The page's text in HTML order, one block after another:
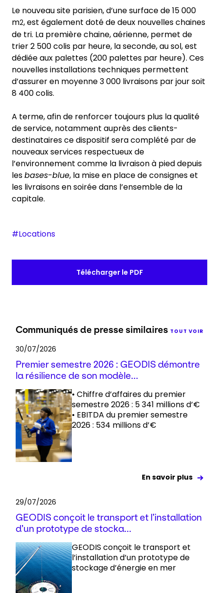
Le nouveau site parisien, d’une surface de 15 000
m2, est également doté de deux nouvelles chaines
de tri. La première chaine, aérienne, permet de
trier 2 500 colis par heure, la seconde, au sol, est
dédiée aux palettes (200 palettes par heure). Ces
nouvelles installations techniques permettent
d’assurer en moyenne 3 000 livraisons par jour soit
8 400 colis.
A terme, afin de renforcer toujours plus la qualité
de service, notamment auprès des clients-
destinataires ce dispositif sera complété par de
nouveaux services respectueux de
l’environnement comme la livraison à pied depuis
lesbases-blue, la mise en place de consignes et
les livraisons en soirée dans l’ensemble de la
capitale.
#Locations
Télécharger le PDF
Communiqués de presse similaires TOUT VOIR
30/07/2026
Premier semestre 2026 : GEODIS démontre
la résilience de son modèle...
• Chiffre d’affaires du premier
semestre 2026 : 5 341 millions d’€
• EBITDA du premier semestre
2026 : 534 millions d’€
En savoir plus
29/07/2026
GEODIS conçoit le transport et l’installation
d’un prototype de stocka...
GEODIS conçoit le transport et
l’installation d’un prototype de
stockage d’énergie en mer